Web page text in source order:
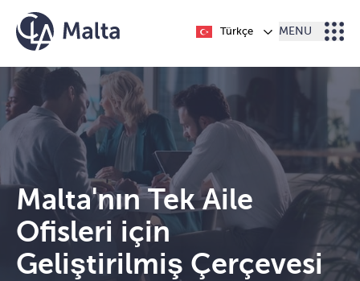
İçeriğe geç
Türkçe MENU
Malta'nın Tek Aile
Ofisleri için
Geliştirilmiş Çerçevesi